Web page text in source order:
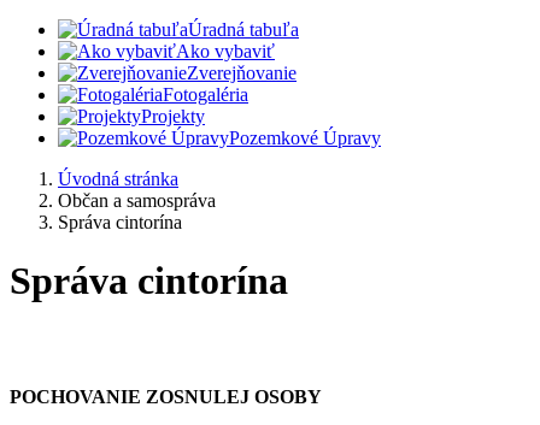
Úradná tabuľa
Ako vybaviť
Zverejňovanie
Fotogaléria
Projekty
Pozemkové Úpravy
Úvodná stránka
Občan a samospráva
Správa cintorína
Správa cintorína
POCHOVANIE ZOSNULEJ OSOBY